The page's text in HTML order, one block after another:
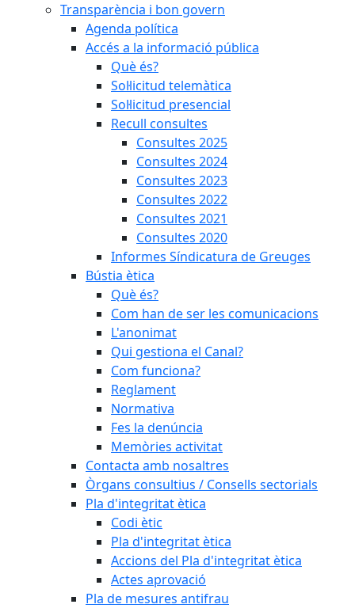
Transparència i bon govern
Agenda política
Accés a la informació pública
Què és?
Sol·licitud telemàtica
Sol·licitud presencial
Recull consultes
Consultes 2025
Consultes 2024
Consultes 2023
Consultes 2022
Consultes 2021
Consultes 2020
Informes Síndicatura de Greuges
Bústia ètica
Què és?
Com han de ser les comunicacions
L'anonimat
Qui gestiona el Canal?
Com funciona?
Reglament
Normativa
Fes la denúncia
Memòries activitat
Contacta amb nosaltres
Òrgans consultius / Consells sectorials
Pla d'integritat ètica
Codi ètic
Pla d'integritat ètica
Accions del Pla d'integritat ètica
Actes aprovació
Pla de mesures antifrau